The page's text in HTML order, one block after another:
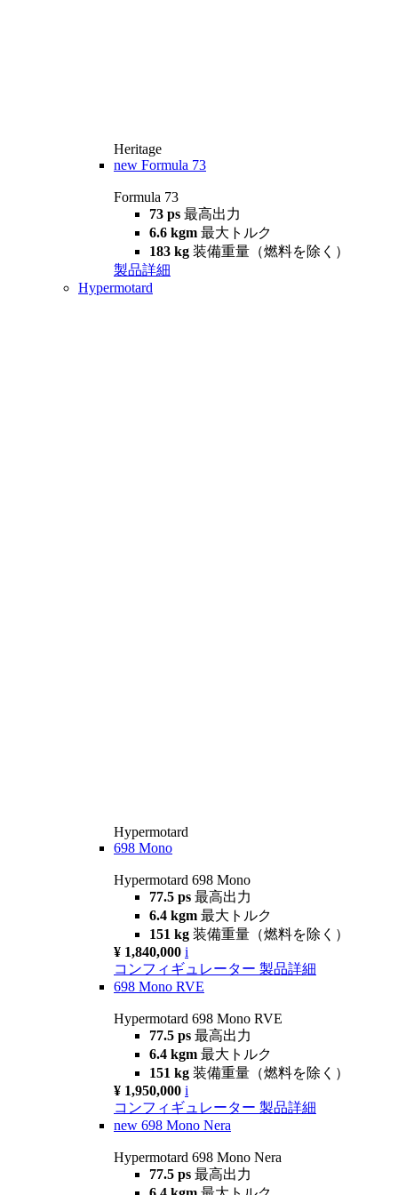
Heritage
new Formula 73
Formula 73
73 ps 最高出力
6.6 kgm 最大トルク
183 kg 装備重量（燃料を除く）
製品詳細
Hypermotard
Hypermotard
698 Mono
Hypermotard 698 Mono
77.5 ps 最高出力
6.4 kgm 最大トルク
151 kg 装備重量（燃料を除く）
¥ 1,840,000 i
コンフィギュレーター 製品詳細
698 Mono RVE
Hypermotard 698 Mono RVE
77.5 ps 最高出力
6.4 kgm 最大トルク
151 kg 装備重量（燃料を除く）
¥ 1,950,000 i
コンフィギュレーター 製品詳細
new 698 Mono Nera
Hypermotard 698 Mono Nera
77.5 ps 最高出力